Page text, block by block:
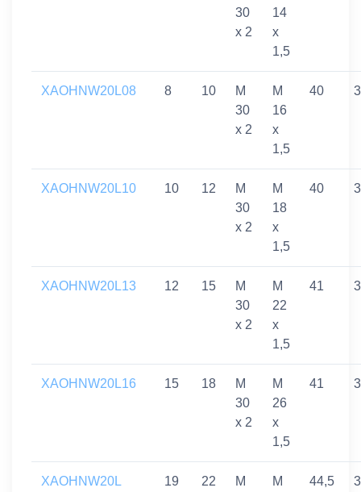
30
x 2
14
x
1,5
XAOHNW20L08 8 10
M
30
x 2
M
16
x
1,5
40
XAOHNW20L10 10 12
M
30
x 2
M
18
x
1,5
40
XAOHNW20L13 12 15
M
30
x 2
M
22
x
1,5
41
XAOHNW20L16 15 18
M
30
x 2
M
26
x
1,5
41
XAOHNW20L 19 22
M
M
44,5